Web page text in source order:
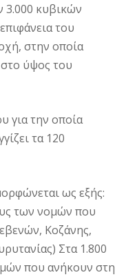
3.000 κυβικών
του
στην οποία
ύψος του
για την οποία
τα 120
ως εξής:
των νομών που
Κοζάνης,
Στα 1.800
που ανήκουν στη